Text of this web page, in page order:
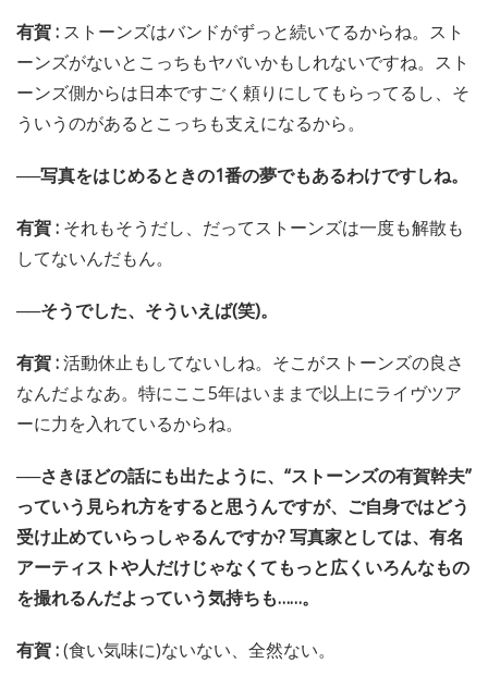
有賀 : ストーンズはバンドがずっと続いてるからね。スト
ーンズがないとこっちもヤバいかもしれないですね。スト
ーンズ側からは日本ですごく頼りにしてもらってるし、そ
ういうのがあるとこっちも支えになるから。
──写真をはじめるときの1番の夢でもあるわけですしね。
有賀 : それもそうだし、だってストーンズは一度も解散も
してないんだもん。
──そうでした、そういえば(笑)。
有賀 :活動休止もしてないしね。そこがストーンズの良さ
なんだよなあ。特にここ5年はいままで以上にライヴツア
ーに力を入れているからね。
──さきほどの話にも出たように、“ストーンズの有賀幹夫”
っていう見られ方をすると思うんですが、ご自身ではどう
受け止めていらっしゃるんですか? 写真家としては、有名
アーティストや人だけじゃなくてもっと広くいろんなもの
を撮れるんだよっていう気持ちも……。
有賀 :(食い気味に)ないない、全然ない。